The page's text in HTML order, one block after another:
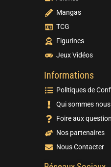
Mangas
TCG
Figurines
Jeux Vidéos
Informations
Politiques de
Qui sommes nous
Foire aux
Nos partenaires
Nous Contacter